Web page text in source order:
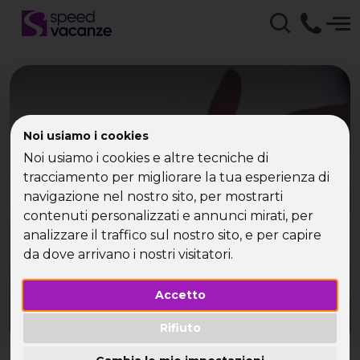
Noi usiamo i cookies
Noi usiamo i cookies e altre tecniche di
tracciamento per migliorare la tua esperienza di
navigazione nel nostro sito, per mostrarti
contenuti personalizzati e annunci mirati, per
analizzare il traffico sul nostro sito, e per capire
da dove arrivano i nostri visitatori.
Accetto
Rifiuto
25 Aprile Capitale
Europea con Speed
Vacanze | La tua Vacanza
Single
La tua Vacanza Single